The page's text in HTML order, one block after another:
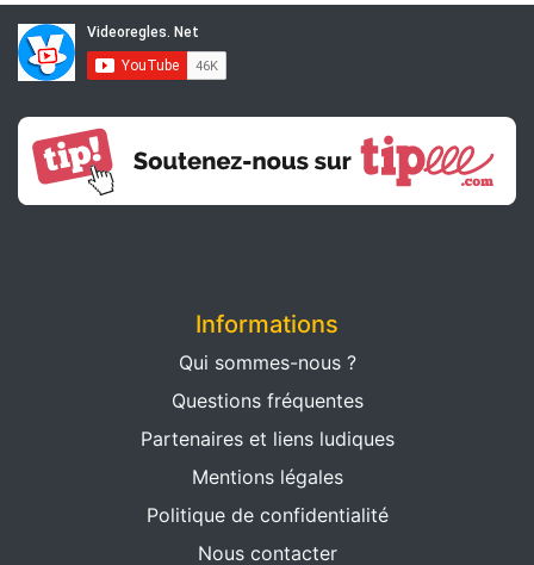
Informations
Qui sommes-nous ?
Questions fréquentes
Partenaires et liens ludiques
Mentions légales
Politique de confidentialité
Nous contacter